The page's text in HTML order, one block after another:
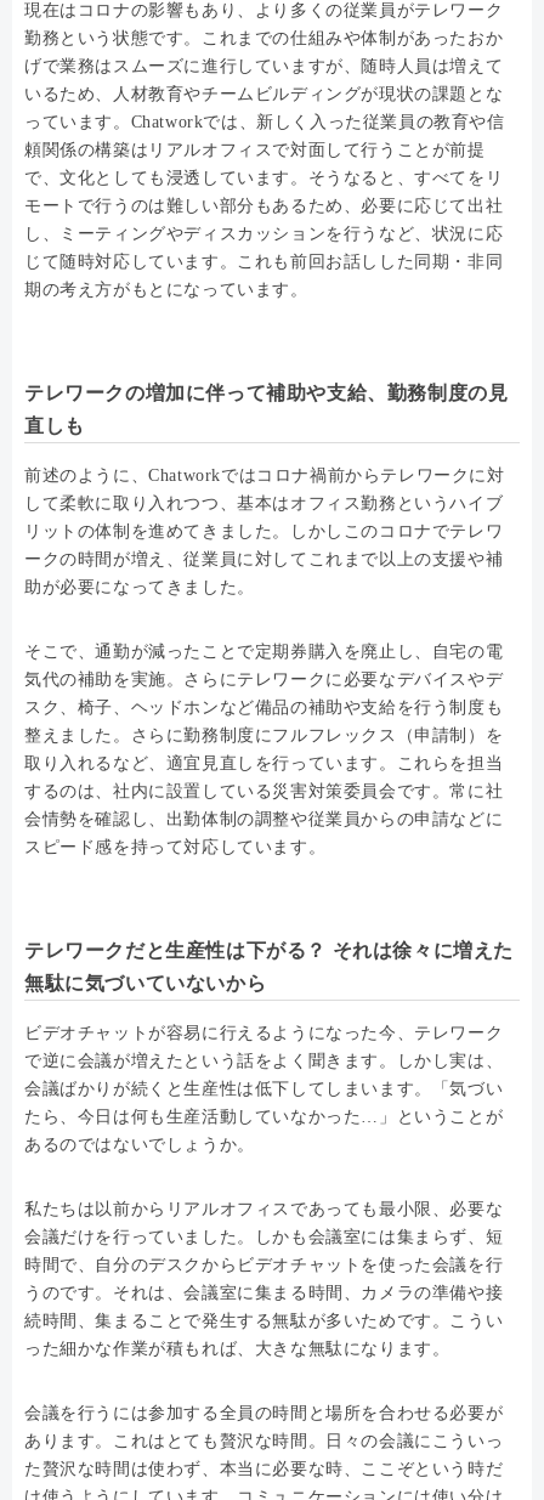
現在はコロナの影響もあり、より多くの従業員がテレワーク
勤務という状態です。これまでの仕組みや体制があったおか
げで業務はスムーズに進行していますが、随時人員は増えて
いるため、人材教育やチームビルディングが現状の課題とな
っています。Chatworkでは、新しく入った従業員の教育や信
頼関係の構築はリアルオフィスで対面して行うことが前提
で、文化としても浸透しています。そうなると、すべてをリ
モートで行うのは難しい部分もあるため、必要に応じて出社
し、ミーティングやディスカッションを行うなど、状況に応
じて随時対応しています。これも前回お話しした同期・非同
期の考え方がもとになっています。
テレワークの増加に伴って補助や支給、勤務制度の見
直しも
前述のように、Chatworkではコロナ禍前からテレワークに対
して柔軟に取り入れつつ、基本はオフィス勤務というハイブ
リットの体制を進めてきました。しかしこのコロナでテレワ
ークの時間が増え、従業員に対してこれまで以上の支援や補
助が必要になってきました。
そこで、通勤が減ったことで定期券購入を廃止し、自宅の電
気代の補助を実施。さらにテレワークに必要なデバイスやデ
スク、椅子、ヘッドホンなど備品の補助や支給を行う制度も
整えました。さらに勤務制度にフルフレックス（申請制）を
取り入れるなど、適宜見直しを行っています。これらを担当
するのは、社内に設置している災害対策委員会です。常に社
会情勢を確認し、出勤体制の調整や従業員からの申請などに
スピード感を持って対応しています。
テレワークだと生産性は下がる？ それは徐々に増えた
無駄に気づいていないから
ビデオチャットが容易に行えるようになった今、テレワーク
で逆に会議が増えたという話をよく聞きます。しかし実は、
会議ばかりが続くと生産性は低下してしまいます。「気づい
たら、今日は何も生産活動していなかった…」ということが
あるのではないでしょうか。
私たちは以前からリアルオフィスであっても最小限、必要な
会議だけを行っていました。しかも会議室には集まらず、短
時間で、自分のデスクからビデオチャットを使った会議を行
うのです。それは、会議室に集まる時間、カメラの準備や接
続時間、集まることで発生する無駄が多いためです。こうい
った細かな作業が積もれば、大きな無駄になります。
会議を行うには参加する全員の時間と場所を合わせる必要が
あります。これはとても贅沢な時間。日々の会議にこういっ
た贅沢な時間は使わず、本当に必要な時、ここぞという時だ